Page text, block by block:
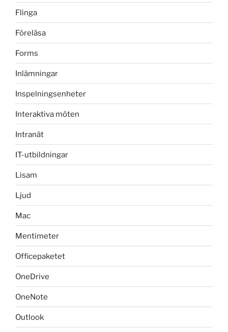
Flinga
Föreläsa
Forms
Inlämningar
Inspelningsenheter
Interaktiva möten
Intranät
IT-utbildningar
Lisam
Ljud
Mac
Mentimeter
Officepaketet
OneDrive
OneNote
Outlook